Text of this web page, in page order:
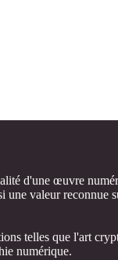
d'une œuvre
une valeur reconnue
telles que l'art
numérique.